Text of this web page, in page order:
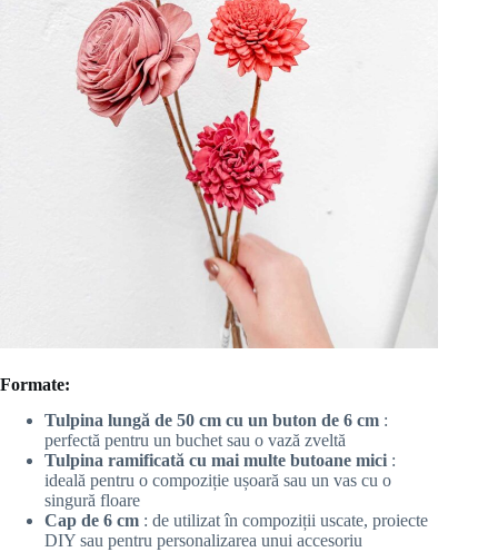
Formate:
Tulpina lungă de 50 cm cu un buton de 6 cm :
perfectă pentru un buchet sau o vază zveltă
Tulpina ramificată cu mai multe butoane mici :
ideală pentru o compoziție ușoară sau un vas cu o
singură floare
Cap de 6 cm : de utilizat în compoziții uscate, proiecte
DIY sau pentru personalizarea unui accesoriu